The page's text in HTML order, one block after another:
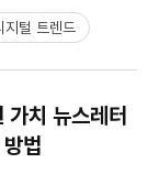
지털 트렌드
치 뉴스레터
법